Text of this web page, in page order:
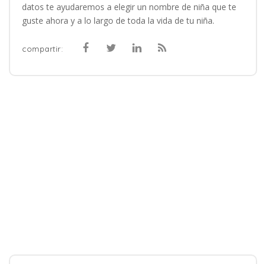
datos te ayudaremos a elegir un nombre de niña que te
guste ahora y a lo largo de toda la vida de tu niña.
compartir: